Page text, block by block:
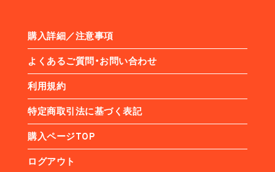
購入詳細／注意事項
よくあるご質問・お問い合わせ
利用規約
特定商取引法に基づく表記
購入ページTOP
ログアウト